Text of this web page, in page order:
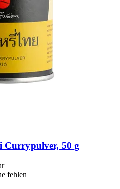
Currypulver, 50 g
fehlen